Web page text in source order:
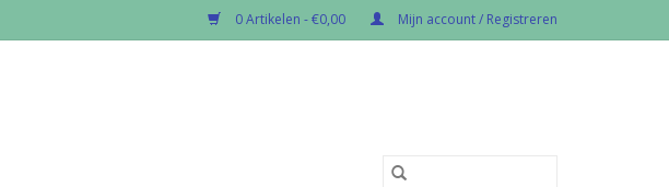
0 Artikelen - €0,00 Mijn account / Registreren